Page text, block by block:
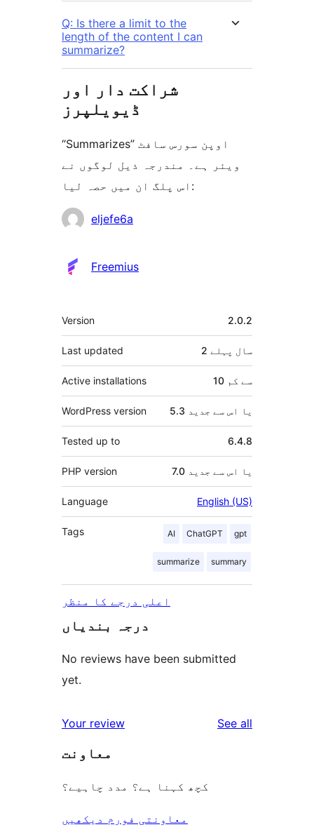
Q: Is there a limit to the
length of the content I can
summarize?
شراکت دار اور
ڈیویلپرز
“Summarizes” اوپن سورس سافٹ
ویئر ہے۔ مندرجہ ذیل لوگوں نے
اس پلگ ان میں حصہ لیا:
شراکتeljefe6a
Freemius
میٹا
Version 2.0.2
Last updated 2 سال پہلے
Active installations 10 سے کم
WordPress version 5.3 یا اس سے جدید
Tested up to 6.4.8
PHP version 7.0 یا اس سے جدید
Language English (US)
Tags AI ChatGPT gpt
summarize summary
اعلی درجے کا منظر
درجہ بندیاں
No reviews have been submitted
yet.
Your review See all
معاونت
کچھ کہنا ہے؟ مدد چاہیے؟
معاونتی فورم دیکھیں